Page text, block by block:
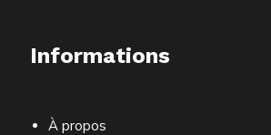
Informations
À propos